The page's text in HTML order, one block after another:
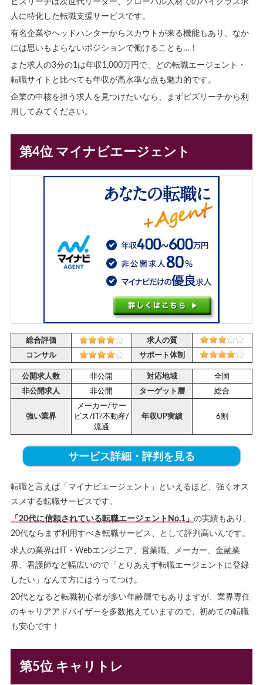
人に特化した転職支援サービスです。
有名企業やヘッドハンターからスカウトが来る機能もあり、なか
には思いもよらないポジションで働けることも…！
また求人の3分の1は年収1,000万円で、どの転職エージェント・
転職サイトと比べても年収が高水準な点も魅力的です。
企業の中核を担う求人を見つけたいなら、まずビズリーチから利
用してみてください。
第4位 マイナビエージェント
総合評価
求人の質
コンサル
サポート体制
公開求人数 非公開 対応地域
全国
非公開求人
非公開 ターゲット層 総合
強い業界
メーカー/サー
ビス/IT/不動産/
流通
年収UP実績 6割
サービス詳細・評判を見る
転職と言えば「マイナビエージェント」といえるほど、強くオス
スメする転職サービスです。
「20代に信頼されている転職エージェントNo.1」 の実績もあり、
20代ならまず利用すべき転職サービス、として評判高いんです。
求人の業界はIT・Webエンジニア、営業職、メーカー、金融業
界、看護師など幅広いので「とりあえず転職エージェントに登録
したい」なんて方にはうってつけ。
20代となると転職初心者が多い年齢層でもありますが、業界専任
のキャリアアドバイザーを多数抱えていますので、初めての転職
も安心です！
第5位 キャリトレ